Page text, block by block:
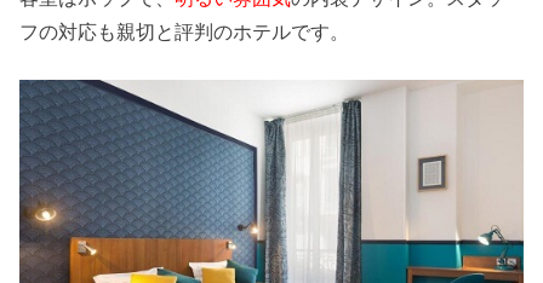
フの対応も親切と評判のホテルです。